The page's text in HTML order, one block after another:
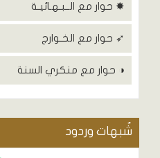
✸ حوار مع الــبـهـائيـة
➶ حوار مع الخـوارج
◑ حوار مع منكري السنة
شٌبهات وردود